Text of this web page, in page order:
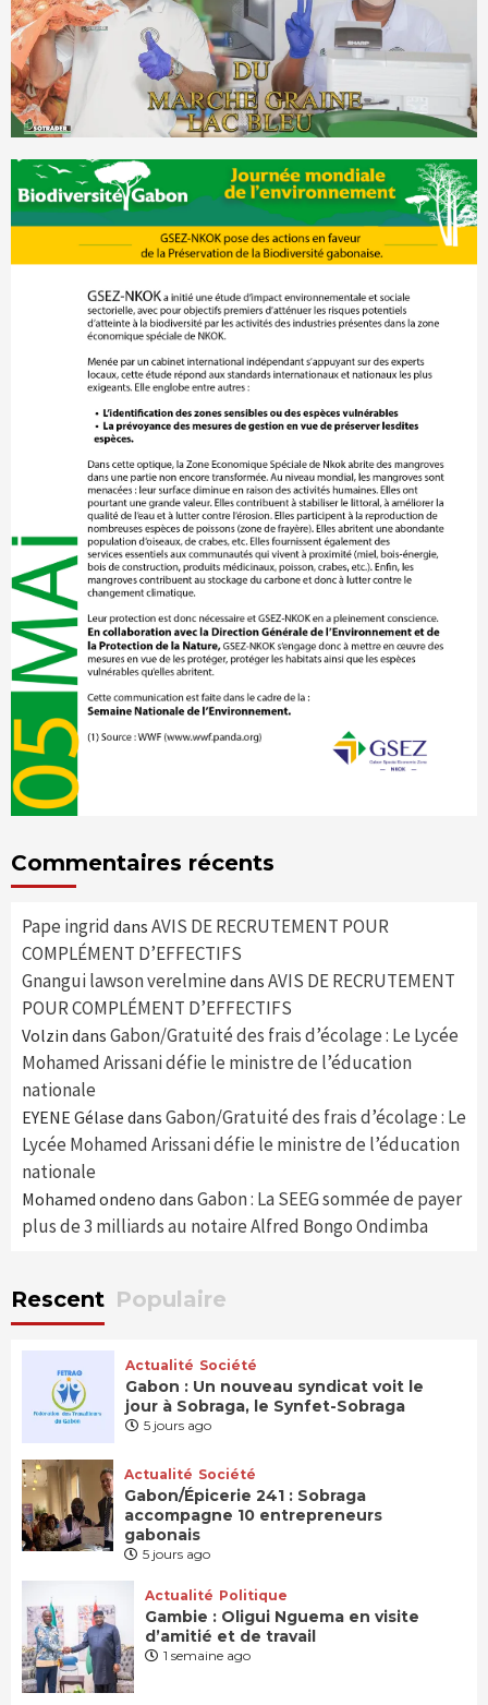
Commentaires récents
Pape ingrid dans AVIS DE RECRUTEMENT POUR
COMPLÉMENT D’EFFECTIFS
Gnangui lawson verelmine dans AVIS DE RECRUTEMENT
POUR COMPLÉMENT D’EFFECTIFS
Volzin dans Gabon/Gratuité des frais d’écolage : Le Lycée
Mohamed Arissani défie le ministre de l’éducation
nationale
EYENE Gélase dans Gabon/Gratuité des frais d’écolage : Le
Lycée Mohamed Arissani défie le ministre de l’éducation
nationale
Mohamed ondeno dans Gabon : La SEEG sommée de payer
plus de 3 milliards au notaire Alfred Bongo Ondimba
Rescent Populaire
Actualité Société
Gabon : Un nouveau syndicat voit le
jour à Sobraga, le Synfet-Sobraga
5 jours ago
Actualité Société
Gabon/Épicerie 241 : Sobraga
accompagne 10 entrepreneurs
gabonais
5 jours ago
Actualité Politique
Gambie : Oligui Nguema en visite
d’amitié et de travail
1 semaine ago